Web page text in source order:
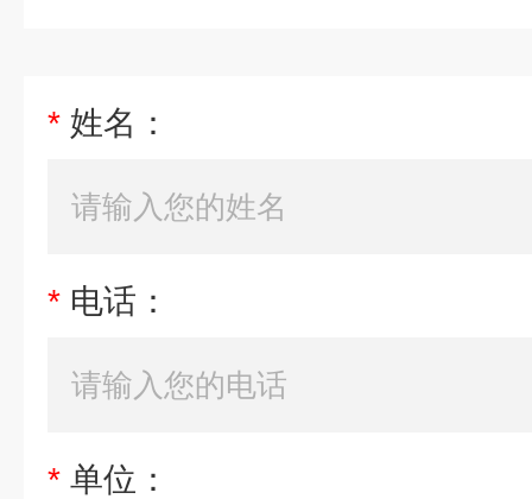
* 姓名：
* 电话：
* 单位：